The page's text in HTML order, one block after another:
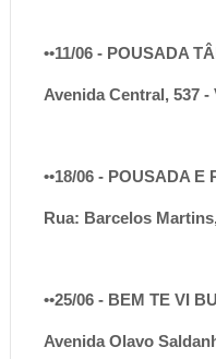
••11/06 - POUSADA
Avenida Central, 537 -
••18/06 - POUSADA
Rua: Barcelos
••25/06 - BEM TE VI
Avenida Olavo